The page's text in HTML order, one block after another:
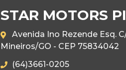
STAR MOTORS
Avenida Ino Rezende Esq.
Mineiros/GO - CEP 75834042
(64)3661-0205